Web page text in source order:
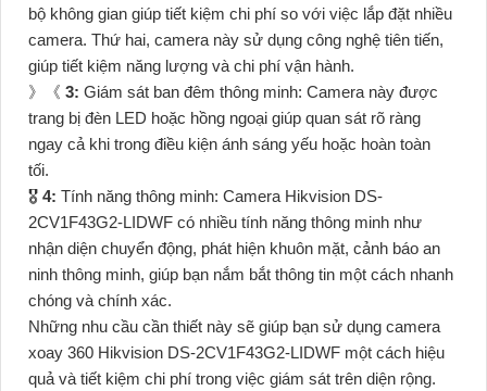
bộ không gian giúp tiết kiệm chi phí so với việc lắp đặt nhiều
camera. Thứ hai, camera này sử dụng công nghệ tiên tiến,
giúp tiết kiệm năng lượng và chi phí vận hành.
》《 3: Giám sát ban đêm thông minh: Camera này được
trang bị đèn LED hoặc hồng ngoại giúp quan sát rõ ràng
ngay cả khi trong điều kiện ánh sáng yếu hoặc hoàn toàn
tối.
🎖️ 4: Tính năng thông minh: Camera Hikvision DS-
2CV1F43G2-LIDWF có nhiều tính năng thông minh như
nhận diện chuyển động, phát hiện khuôn mặt, cảnh báo an
ninh thông minh, giúp bạn nắm bắt thông tin một cách nhanh
chóng và chính xác.
Những nhu cầu cần thiết này sẽ giúp bạn sử dụng camera
xoay 360 Hikvision DS-2CV1F43G2-LIDWF một cách hiệu
quả và tiết kiệm chi phí trong việc giám sát trên diện rộng.